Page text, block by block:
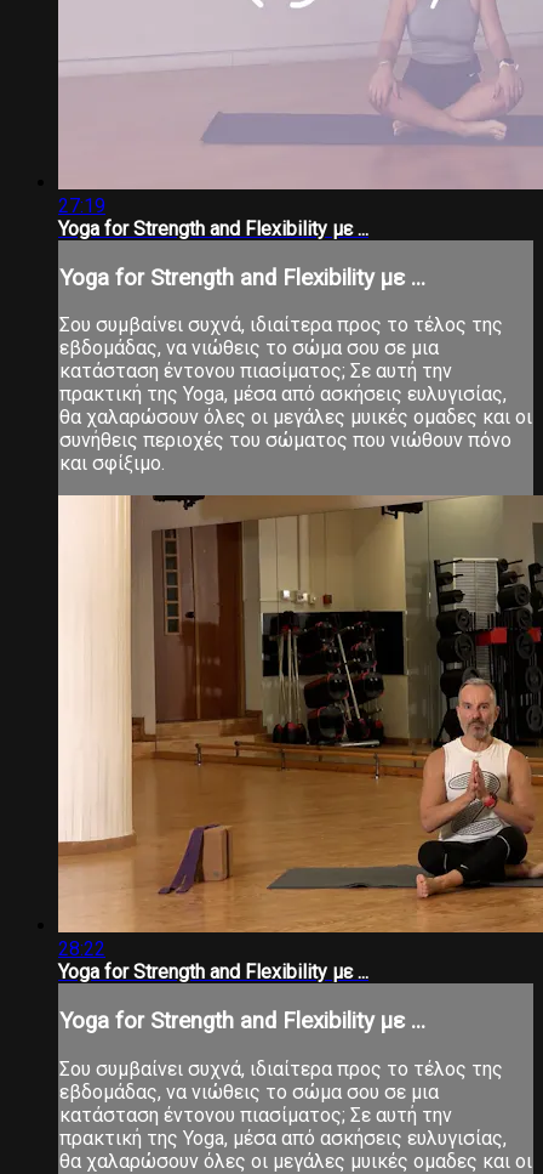
27:19
Yoga for Strength and Flexibility με ...
Yoga for Strength and Flexibility με ...
Σου συμβαίνει συχνά, ιδιαίτερα προς το τέλος της
εβδομάδας, να νιώθεις το σώμα σου σε μια
κατάσταση έντονου πιασίματος; Σε αυτή την
πρακτική της Yoga, μέσα από ασκήσεις ευλυγισίας,
θα χαλαρώσουν όλες οι μεγάλες μυικές ομαδες και οι
συνήθεις περιοχές του σώματος που νιώθουν πόνο
και σφίξιμο.
28:22
Yoga for Strength and Flexibility με ...
Yoga for Strength and Flexibility με ...
Σου συμβαίνει συχνά, ιδιαίτερα προς το τέλος της
εβδομάδας, να νιώθεις το σώμα σου σε μια
κατάσταση έντονου πιασίματος; Σε αυτή την
πρακτική της Yoga, μέσα από ασκήσεις ευλυγισίας,
θα χαλαρώσουν όλες οι μεγάλες μυικές ομαδες και οι